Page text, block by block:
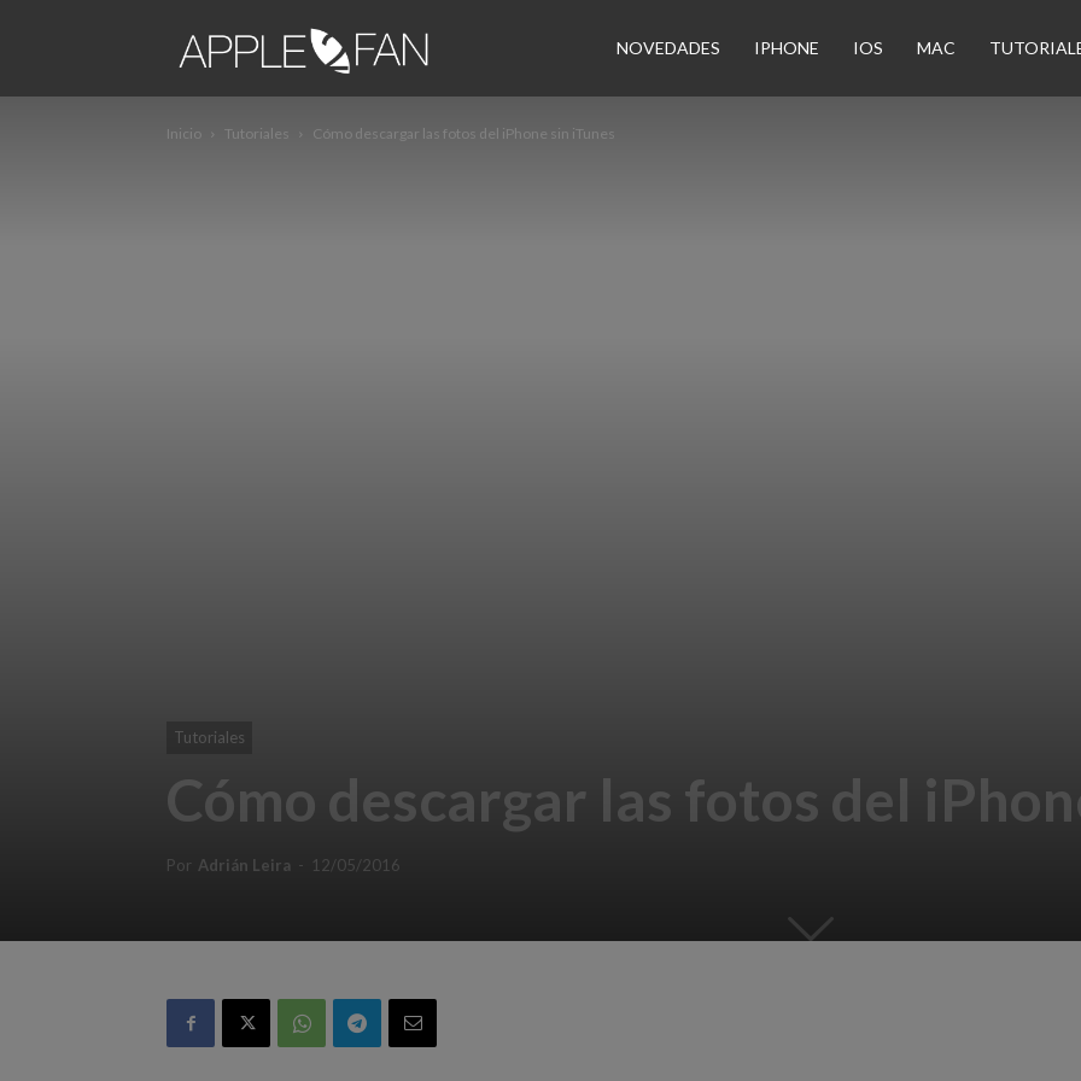
NOVEDADES IPHONE IOS MAC
Inicio Tutoriales Cómo descargar las fotos del iPhone sin iTunes
Tutoriales
Cómo descargar las fotos del
Por Adrián Leira - 12/05/2016